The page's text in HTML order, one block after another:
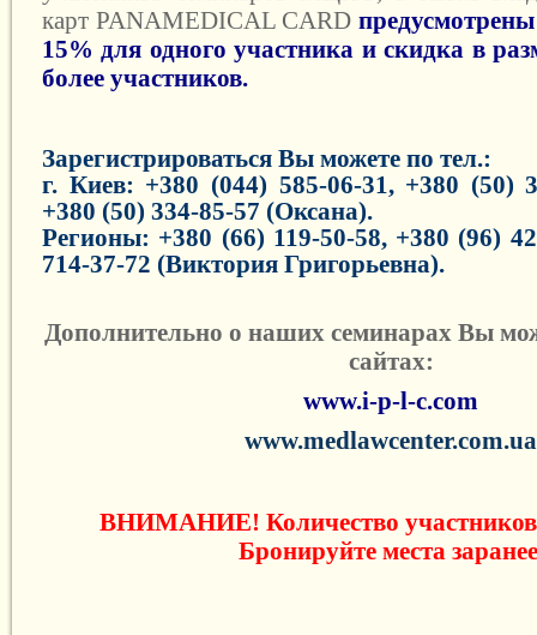
карт PANAMEDICAL CARD
15% для одного участника и скидка в
более участников.
Зарегистрироваться Вы можете по тел.:
г. Киев: +380 (044) 585-06-31, +380 (50)
+380 (50) 334-85-57 (Оксана).
Регионы: +380 (66) 119-50-58, +380 (96)
714-37-72 (Виктория Григорьевна).
Дополнительно о наших семинарах Вы
сайтах:
www.i-p-l-c.com
www.medlawcenter.com.ua
ВНИМАНИЕ! Количество участников
Бронируйте места